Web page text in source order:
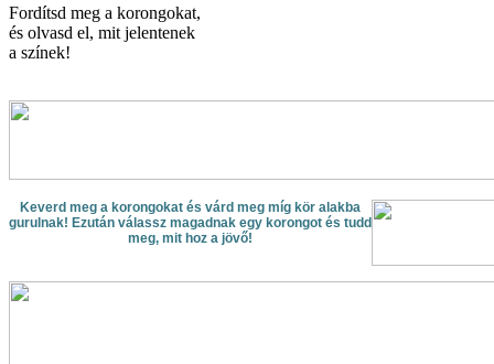
Fordítsd meg a korongokat,
és olvasd el, mit jelentenek
a színek!
Keverd meg a korongokat és várd meg míg kör alakba
gurulnak! Ezután válassz magadnak egy korongot és tudd
meg, mit hoz a jövő!